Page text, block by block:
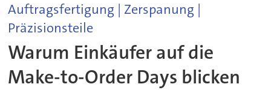
Auftragsfertigung | Zerspanung |
Präzisionsteile
Warum Einkäufer auf die
Make-to-Order Days blicken